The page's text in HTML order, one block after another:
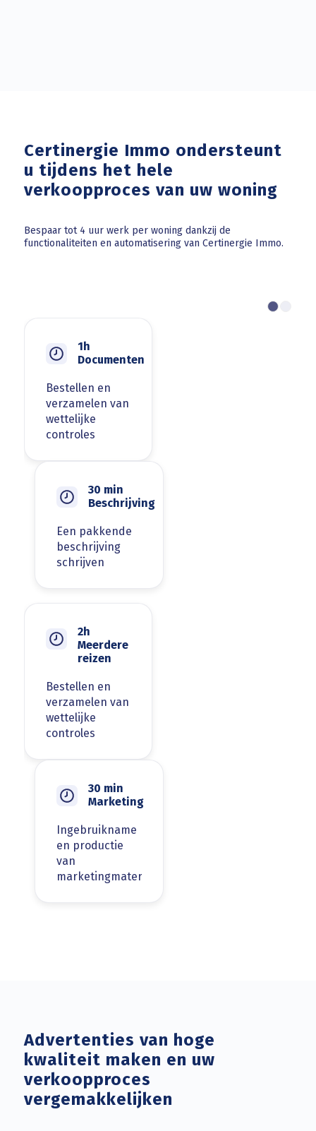
Certinergie Immo ondersteunt
u tijdens het hele
verkoopproces van uw woning
Bespaar tot 4 uur werk per woning dankzij de
functionaliteiten en automatisering van Certinergie Immo.
1h
Documenten
Bestellen en
verzamelen van
wettelijke
controles
30 min
Beschrijving
Een pakkende
beschrijving
schrijven
2h
Meerdere
reizen
Bestellen en
verzamelen van
wettelijke
controles
30 min
Marketing
Ingebruikname
en productie
van
marketingmateriaal
Advertenties van hoge
kwaliteit maken en uw
verkoopproces
vergemakkelijken